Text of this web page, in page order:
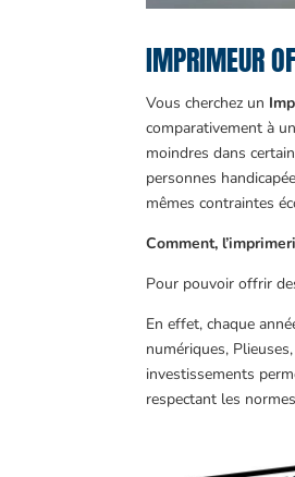
IMPRIMEUR
Vous cherchez un
comparativement à
moindres dans
personnes
mêmes contraintes
Comment,
Pour pouvoir offrir
En effet, chaque
numériques,
investissements
respectant les